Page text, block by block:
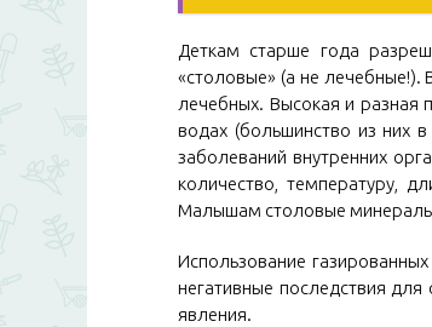
Деткам старше года
«столовые» (а не
лечебных. Высокая и разная
водах (большинство из них
заболеваний внутренних
количество, температуру,
Малышам столовые
Использование
негативные последствия для
явления.